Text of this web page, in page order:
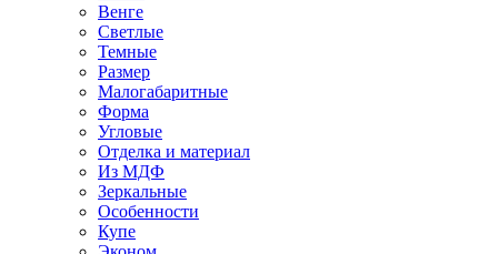
Венге
Светлые
Темные
Размер
Малогабаритные
Форма
Угловые
Отделка и материал
Из МДФ
Зеркальные
Особенности
Купе